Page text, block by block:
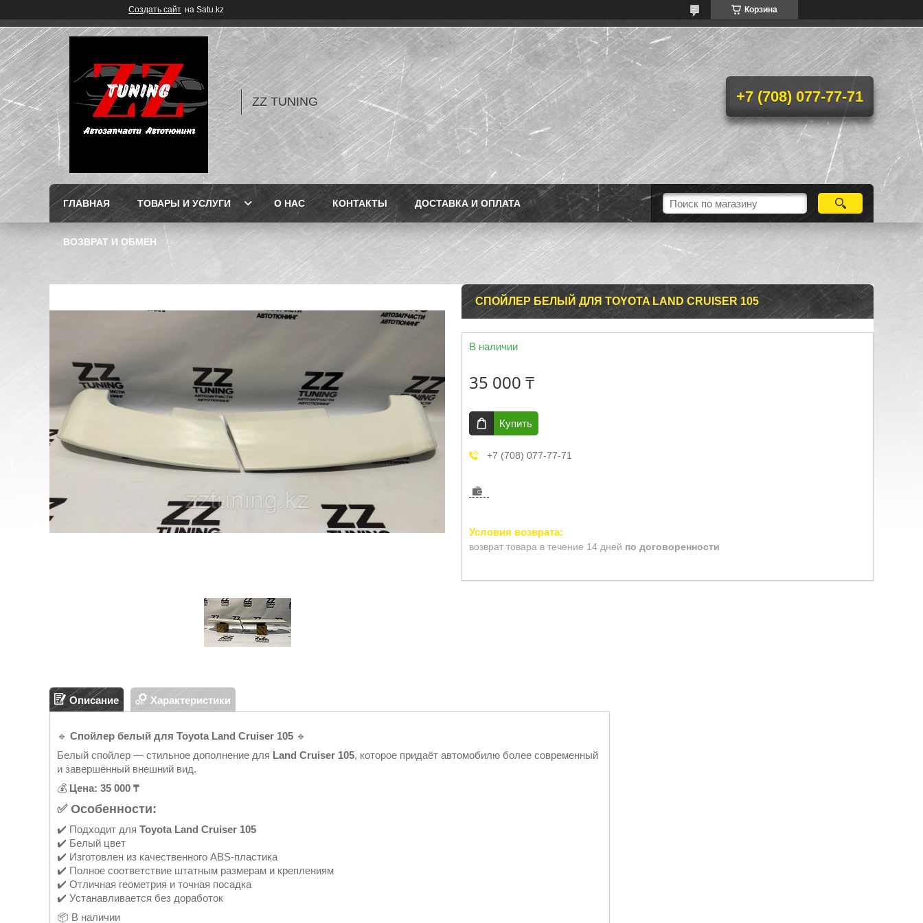
Создать сайт на Satu.kz Корзина
ZZ TUNING +7 (708) 077-77-71
ГЛАВНАЯ ТОВАРЫ И УСЛУГИ О НАС КОНТАКТЫ ДОСТАВКА И ОПЛАТА
ВОЗВРАТ И ОБМЕН
СПОЙЛЕР БЕЛЫЙ ДЛЯ TOYOTA LAND CRUISER 105
В наличии
35 000 ₸
Купить
+7 (708) 077-77-71
возврат товара в течение 14 дней по договоренности
Описание Характеристики
🔹 Спойлер белый для Toyota Land Cruiser 105 🔹
Белый спойлер — стильное дополнение для Land Cruiser 105, которое придаёт автомобилю более современный
и завершённый внешний вид.
💰 Цена: 35 000 ₸
✅ Особенности:
✔️ Подходит для Toyota Land Cruiser 105
✔️ Белый цвет
✔️ Изготовлен из качественного ABS-пластика
✔️ Полное соответствие штатным размерам и креплениям
✔️ Отличная геометрия и точная посадка
✔️ Устанавливается без доработок
📦 В наличии